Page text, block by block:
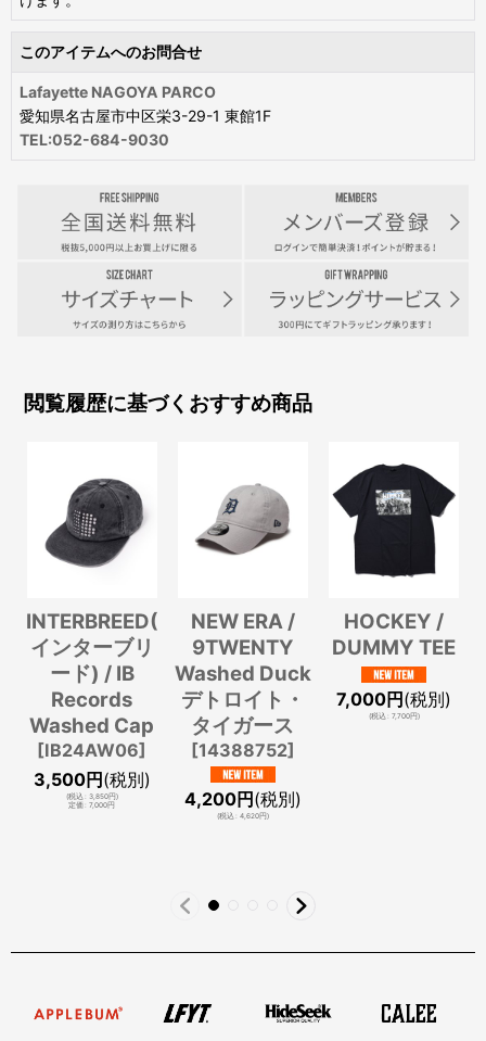
このアイテムへのお問合せ
Lafayette NAGOYA PARCO
愛知県名古屋市中区栄3-29-1 東館1F
TEL:052-684-9030
閲覧履歴に基づくおすすめ商品
INTERBREED(
インターブリ
ード) / IB
Records
Washed Cap
[IB24AW06]
3,500円 (税別)
(税込: 3,850円)
定価 : 7,000円
NEW ERA /
9TWENTY
Washed Duck
デトロイト・
タイガース
[14388752]
4,200円 (税別)
(税込: 4,620円)
HOCKEY /
DUMMY TEE
7,000円 (税別)
(税込: 7,700円)